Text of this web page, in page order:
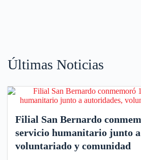
Últimas Noticias
Filial San Bernardo
servicio humanitario junto
voluntariado y comunidad